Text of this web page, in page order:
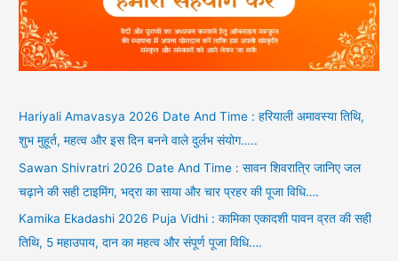
Hariyali Amavasya 2026 Date And Time : हरियाली अमावस्या तिथि,
शुभ मुहूर्त, महत्व और इस दिन बनने वाले दुर्लभ संयोग…..
Sawan Shivratri 2026 Date And Time : सावन शिवरात्रि जानिए जल
चढ़ाने की सही टाइमिंग, भद्रा का साया और चार प्रहर की पूजा विधि….
Kamika Ekadashi 2026 Puja Vidhi : कामिका एकादशी पावन व्रत की सही
तिथि, 5 महाउपाय, दान का महत्व और संपूर्ण पूजा विधि….